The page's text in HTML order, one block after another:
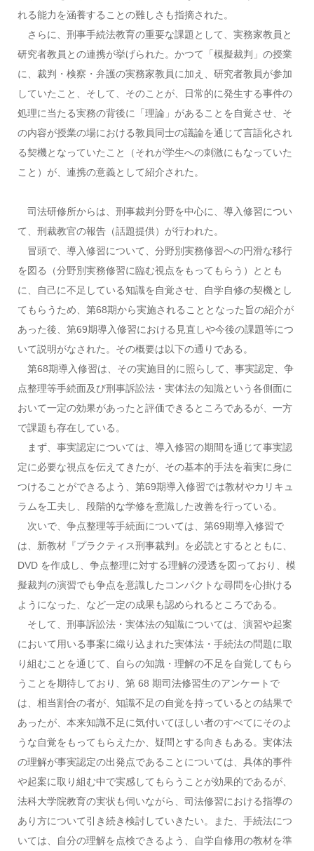
れる能力を涵養することの難しさも指摘された。
さらに、刑事手続法教育の重要な課題として、実務家教員と
研究者教員との連携が挙げられた。かつて「模擬裁判」の授業
に、裁判・検察・弁護の実務家教員に加え、研究者教員が参加
していたこと、そして、そのことが、日常的に発生する事件の
処理に当たる実務の背後に「理論」があることを自覚させ、そ
の内容が授業の場における教員同士の議論を通じて言語化され
る契機となっていたこと（それが学生への刺激にもなっていた
こと）が、連携の意義として紹介された。
司法研修所からは、刑事裁判分野を中心に、導入修習につい
て、刑裁教官の報告（話題提供）が行われた。
冒頭で、導入修習について、分野別実務修習への円滑な移行
を図る（分野別実務修習に臨む視点をもってもらう）ととも
に、自己に不足している知識を自覚させ、自学自修の契機とし
てもらうため、第68期から実施されることとなった旨の紹介が
あった後、第69期導入修習における見直しや今後の課題等につ
いて説明がなされた。その概要は以下の通りである。
第68期導入修習は、その実施目的に照らして、事実認定、争
点整理等手続面及び刑事訴訟法・実体法の知識という各側面に
おいて一定の効果があったと評価できるところであるが、一方
で課題も存在している。
まず、事実認定については、導入修習の期間を通じて事実認
定に必要な視点を伝えてきたが、その基本的手法を着実に身に
つけることができるよう、第69期導入修習では教材やカリキュ
ラムを工夫し、段階的な学修を意識した改善を行っている。
次いで、争点整理等手続面については、第69期導入修習で
は、新教材『プラクティス刑事裁判』を必読とするとともに、
DVD を作成し、争点整理に対する理解の浸透を図っており、模
擬裁判の演習でも争点を意識したコンパクトな尋問を心掛ける
ようになった、など一定の成果も認められるところである。
そして、刑事訴訟法・実体法の知識については、演習や起案
において用いる事案に織り込まれた実体法・手続法の問題に取
り組むことを通じて、自らの知識・理解の不足を自覚してもら
うことを期待しており、第 68 期司法修習生のアンケートで
は、相当割合の者が、知識不足の自覚を持っているとの結果で
あったが、本来知識不足に気付いてほしい者のすべてにそのよ
うな自覚をもってもらえたか、疑問とする向きもある。実体法
の理解が事実認定の出発点であることについては、具体的事件
や起案に取り組む中で実感してもらうことが効果的であるが、
法科大学院教育の実状も伺いながら、司法修習における指導の
あり方について引き続き検討していきたい。また、手続法につ
いては、自分の理解を点検できるよう、自学自修用の教材を準